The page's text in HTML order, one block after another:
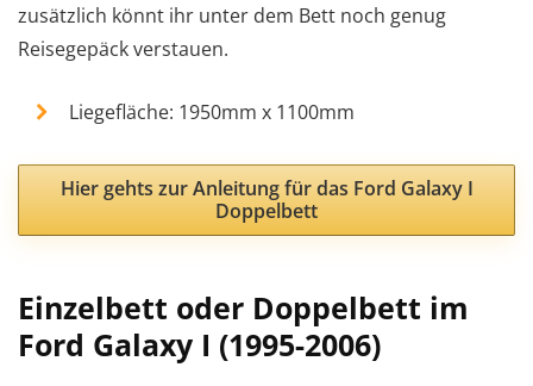
zusätzlich könnt ihr unter dem Bett noch genug
Reisegepäck verstauen.
Liegefläche: 1950mm x 1100mm
Hier gehts zur Anleitung für das Ford Galaxy I
Doppelbett
Einzelbett oder Doppelbett im
Ford Galaxy I (1995-2006)